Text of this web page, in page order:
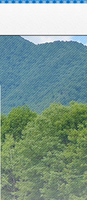
交通アクセス